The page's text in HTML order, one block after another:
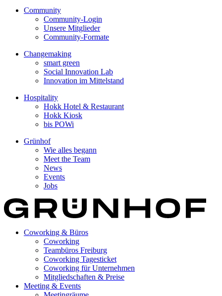
Community
Community-Login
Unsere Mitglieder
Community-Formate
Changemaking
smart green
Social Innovation Lab
Innovation im Mittelstand
Hospitality
Hokk Hotel & Restaurant
Hokk Kiosk
bis POWi
Grünhof
Wie alles begann
Meet the Team
News
Events
Jobs
Coworking & Büros
Coworking
Teambüros Freiburg
Coworking Tagesticket
Coworking für Unternehmen
Mitgliedschaften & Preise
Meeting & Events